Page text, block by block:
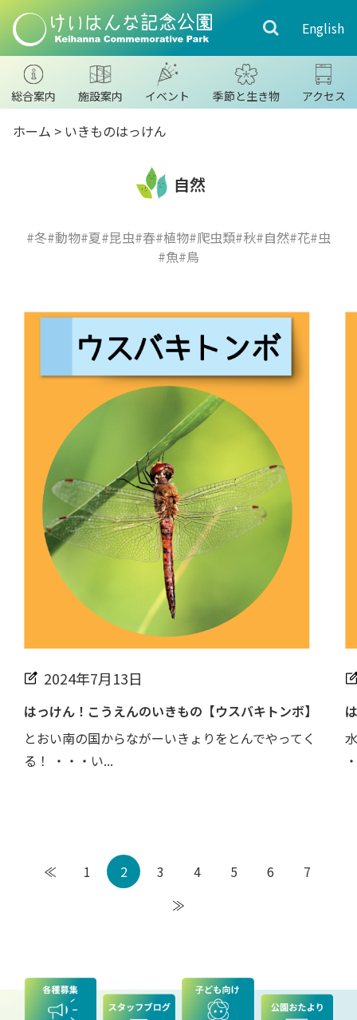
English
総合案内 施設案内 イベント 季節と生き物 アクセス
ホーム > いきものはっけん
自然
#冬#動物#夏#昆虫#春#植物#爬虫類#秋#自然#花#虫
#魚#鳥
2024年7月13日
はっけん！こうえんのいきもの【ウスバキトンボ】
とおい南の国からながーいきょりをとんでやってく
る！ ・・・い...
≪ 1 2 3 4 5 6
7
≫